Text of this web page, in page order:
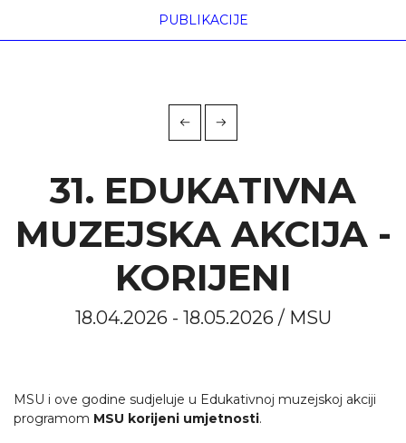
PUBLIKACIJE
31. EDUKATIVNA
MUZEJSKA AKCIJA -
KORIJENI
18.04.2026 - 18.05.2026 / MSU
MSU i ove godine sudjeluje u Edukativnoj muzejskoj akciji
programom MSU korijeni umjetnosti.